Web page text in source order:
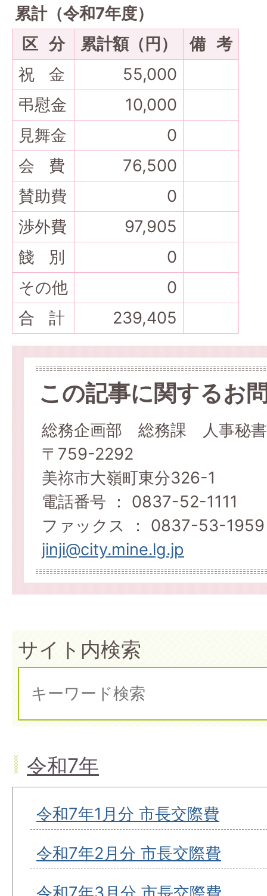
累計（令和7年度）
区 分
累計額（円）
備 考
祝 金
55,000
弔慰金
10,000
見舞金
0
会 費
76,500
賛助費
0
渉外費
97,905
餞 別
0
その他
0
合 計
239,405
この記事に関するお
総務企画部 総務課 人事秘
〒759-2292
美祢市大嶺町東分326-1
電話番号 ： 0837-52-1111
ファックス ： 0837-53-1959
jinji@city.mine.lg.jp
サイト内検索
令和7年
令和7年1月分 市長交際費
令和7年2月分 市長交際費